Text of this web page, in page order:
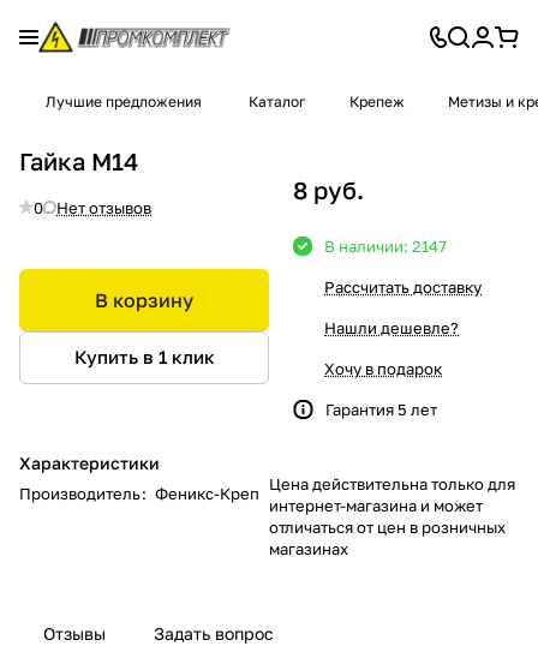
Лучшие предложения Каталог Крепеж Метизы и
Гайка М14
0 Нет отзывов
В корзину
Купить в 1 клик
Характеристики
Производитель: Феникс-Креп
8 руб.
В наличии: 2147
Рассчитать доставку
Нашли дешевле?
Хочу в подарок
Гарантия 5 лет
Цена действительна только для
интернет-магазина и может
отличаться от цен в розничных
магазинах
Отзывы Задать вопрос